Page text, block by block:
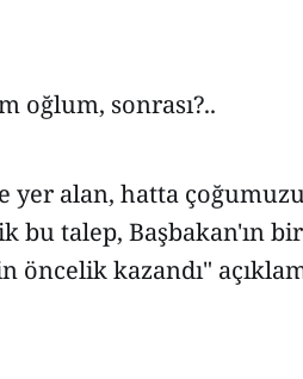
oğlum, sonrası?..
yer alan, hatta
bu talep, Başbakan'ın
kazandı"